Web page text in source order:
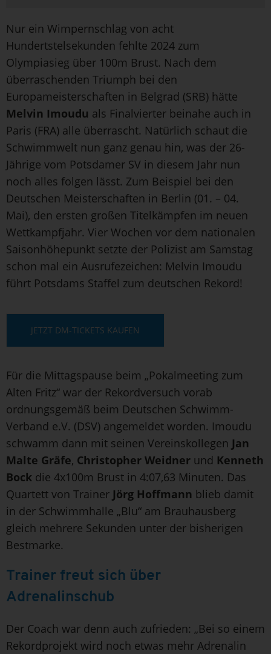
Nur ein Wimpernschlag von acht
Hundertstelsekunden fehlte 2024 zum
Olympiasieg über 100m Brust. Nach dem
überraschenden Triumph bei den
Europameisterschaften in Belgrad (SRB) hätte
Melvin Imoudu als Finalvierter beinahe auch in
Paris (FRA) alle überrascht. Natürlich schaut die
Schwimmwelt nun ganz genau hin, was der 26-
Jährige vom Potsdamer SV in diesem Jahr nun
noch alles folgen lässt. Zum Beispiel bei den
Deutschen Meisterschaften in Berlin (01. – 04.
Mai), den ersten großen Titelkämpfen im neuen
Wettkampfjahr. Vier Wochen vor dem nationalen
Saisonhöhepunkt setzte der Polizist am Samstag
schon mal ein Ausrufezeichen: Melvin Imoudu
führt Potsdams Staffel zum deutschen Rekord!
JETZT DM-TICKETS KAUFEN
Für die Mittagspause beim „Pokalmeeting zum
Alten Fritz“ war der Rekordversuch vorab
ordnungsgemäß beim Deutschen Schwimm-
Verband e.V. (DSV) angemeldet worden. Imoudu
schwamm dann mit seinen Vereinskollegen Jan
Malte Gräfe, Christopher Weidner und Kenneth
Bock die 4x100m Brust in 4:07,63 Minuten. Das
Quartett von Trainer Jörg Hoffmann blieb damit
in der Schwimmhalle „Blu“ am Brauhausberg
gleich mehrere Sekunden unter der bisherigen
Bestmarke.
Trainer freut sich über
Adrenalinschub
Der Coach war denn auch zufrieden: „Bei so einem
Rekordprojekt wird noch etwas mehr Adrenalin